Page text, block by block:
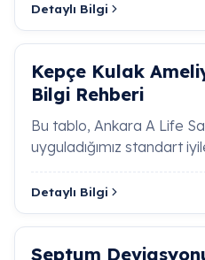
düzeltmeye
Septorinoplasti ise
olarak
kıkırdak eğriliğinin
nefes alma
kapsar.A Life Sağlık
estetik ve
başarıyla
Laringofarengeal
Detaylı Bilgi
Kepçe Kulak
Bilgi Rehberi
Bu tablo, Ankara A Life
uyguladığımız standart
almaktadır. Her hastanın
Detaylı Bilgi
Septum